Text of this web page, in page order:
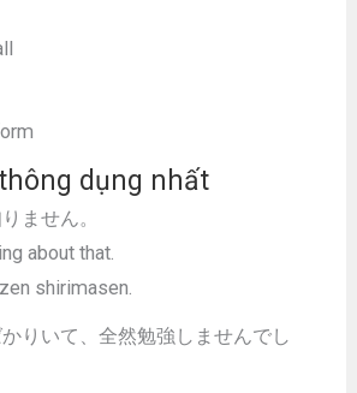
dụng nhất
ません。
about that.
shirimasen.
りいて、全然勉強しませんでし